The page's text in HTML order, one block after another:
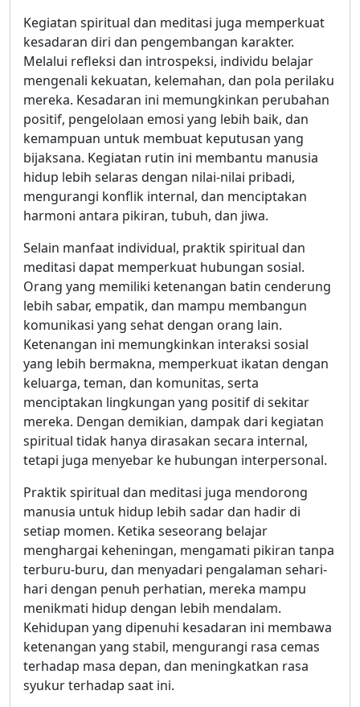
Kegiatan spiritual dan meditasi juga memperkuat
kesadaran diri dan pengembangan karakter.
Melalui refleksi dan introspeksi, individu belajar
mengenali kekuatan, kelemahan, dan pola perilaku
mereka. Kesadaran ini memungkinkan perubahan
positif, pengelolaan emosi yang lebih baik, dan
kemampuan untuk membuat keputusan yang
bijaksana. Kegiatan rutin ini membantu manusia
hidup lebih selaras dengan nilai-nilai pribadi,
mengurangi konflik internal, dan menciptakan
harmoni antara pikiran, tubuh, dan jiwa.
Selain manfaat individual, praktik spiritual dan
meditasi dapat memperkuat hubungan sosial.
Orang yang memiliki ketenangan batin cenderung
lebih sabar, empatik, dan mampu membangun
komunikasi yang sehat dengan orang lain.
Ketenangan ini memungkinkan interaksi sosial
yang lebih bermakna, memperkuat ikatan dengan
keluarga, teman, dan komunitas, serta
menciptakan lingkungan yang positif di sekitar
mereka. Dengan demikian, dampak dari kegiatan
spiritual tidak hanya dirasakan secara internal,
tetapi juga menyebar ke hubungan interpersonal.
Praktik spiritual dan meditasi juga mendorong
manusia untuk hidup lebih sadar dan hadir di
setiap momen. Ketika seseorang belajar
menghargai keheningan, mengamati pikiran tanpa
terburu-buru, dan menyadari pengalaman sehari-
hari dengan penuh perhatian, mereka mampu
menikmati hidup dengan lebih mendalam.
Kehidupan yang dipenuhi kesadaran ini membawa
ketenangan yang stabil, mengurangi rasa cemas
terhadap masa depan, dan meningkatkan rasa
syukur terhadap saat ini.